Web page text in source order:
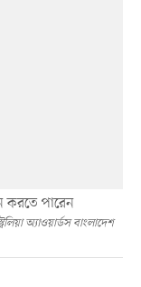
করতে পারেন
অ্যাওয়ার্ডস বাংলাদেশ